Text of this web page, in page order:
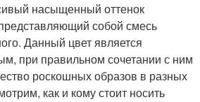
насыщенный оттенок
собой смесь
Данный цвет является
при правильном сочетании с ним
роскошных образов в разных
как и кому стоит носить